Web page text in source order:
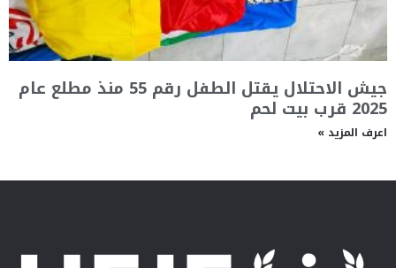
جيش الاحتلال يقتل الطفل رقم 55 منذ مطلع عام
2025 قرب بيت لحم
اعرف المزيد »